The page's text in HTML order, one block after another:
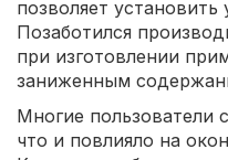
позволяет
Позаботился
при изготовлении
заниженным
Многие пользователи
что и повлияло на